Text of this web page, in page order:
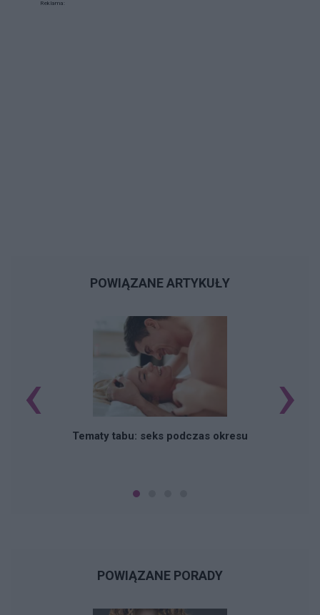
Reklama:
POWIĄZANE ARTYKUŁY
Tematy tabu: seks podczas okresu
‹ ›
POWIĄZANE PORADY